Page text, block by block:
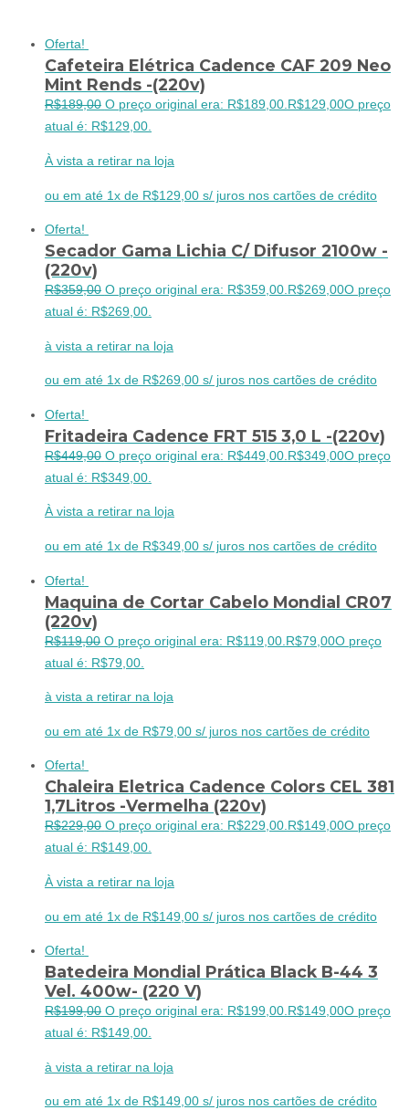
Oferta!
Cafeteira Elétrica Cadence CAF 209 Neo
Mint Rends -(220v)
R$189,00 O preço original era: R$189,00. R$129,00O preço
atual é: R$129,00.
À vista a retirar na loja
ou em até 1x de R$129,00 s/ juros nos cartões de crédito
Oferta!
Secador Gama Lichia C/ Difusor 2100w -
(220v)
R$359,00 O preço original era: R$359,00. R$269,00O preço
atual é: R$269,00.
à vista a retirar na loja
ou em até 1x de R$269,00 s/ juros nos cartões de crédito
Oferta!
Fritadeira Cadence FRT 515 3,0 L -(220v)
R$449,00 O preço original era: R$449,00. R$349,00O preço
atual é: R$349,00.
À vista a retirar na loja
ou em até 1x de R$349,00 s/ juros nos cartões de crédito
Oferta!
Maquina de Cortar Cabelo Mondial CR07
(220v)
R$119,00 O preço original era: R$119,00. R$79,00O preço
atual é: R$79,00.
à vista a retirar na loja
ou em até 1x de R$79,00 s/ juros nos cartões de crédito
Oferta!
Chaleira Eletrica Cadence Colors CEL 381
1,7Litros -Vermelha (220v)
R$229,00 O preço original era: R$229,00. R$149,00O preço
atual é: R$149,00.
À vista a retirar na loja
ou em até 1x de R$149,00 s/ juros nos cartões de crédito
Oferta!
Batedeira Mondial Prática Black B-44 3
Vel. 400w- (220 V)
R$199,00 O preço original era: R$199,00. R$149,00O preço
atual é: R$149,00.
à vista a retirar na loja
ou em até 1x de R$149,00 s/ juros nos cartões de crédito